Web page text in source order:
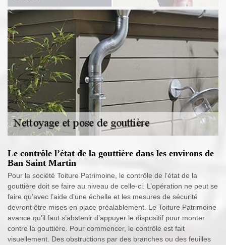
Le contrôle l’état de la gouttière dans les environs de
Ban Saint Martin
Pour la société Toiture Patrimoine, le contrôle de l’état de la
gouttière doit se faire au niveau de celle-ci. L’opération ne peut se
faire qu’avec l’aide d’une échelle et les mesures de sécurité
devront être mises en place préalablement. Le Toiture Patrimoine
avance qu’il faut s’abstenir d’appuyer le dispositif pour monter
contre la gouttière. Pour commencer, le contrôle est fait
visuellement. Des obstructions par des branches ou des feuilles